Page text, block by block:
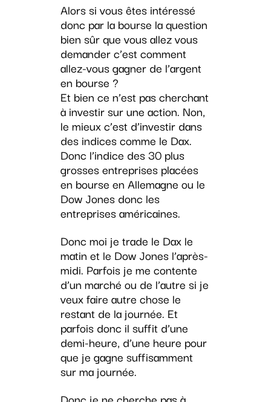
Alors si vous êtes intéressé
donc par la bourse la question
bien sûr que vous allez vous
demander c’est comment
allez-vous gagner de l’argent
en bourse ?
Et bien ce n’est pas cherchant
à investir sur une action. Non,
le mieux c’est d’investir dans
des indices comme le Dax.
Donc l’indice des 30 plus
grosses entreprises placées
en bourse en Allemagne ou le
Dow Jones donc les
entreprises américaines.
Donc moi je trade le Dax le
matin et le Dow Jones l’après-
midi. Parfois je me contente
d’un marché ou de l’autre si je
veux faire autre chose le
restant de la journée. Et
parfois donc il suffit d’une
demi-heure, d’une heure pour
que je gagne suffisamment
sur ma journée.